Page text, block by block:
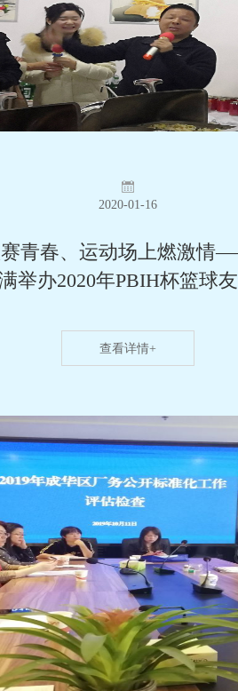
2020-01-16
青春、运动场上燃激情
举办2020年PBIH杯篮球
查看详情+